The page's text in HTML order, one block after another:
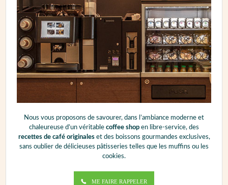
Nous vous proposons de savourer, dans l’ambiance moderne et
chaleureuse d’un véritable coffee shop en libre-service, des
recettes de café originales et des boissons gourmandes exclusives,
sans oublier de délicieuses pâtisseries telles que les muffins ou les
cookies.
ME FAIRE RAPPELER